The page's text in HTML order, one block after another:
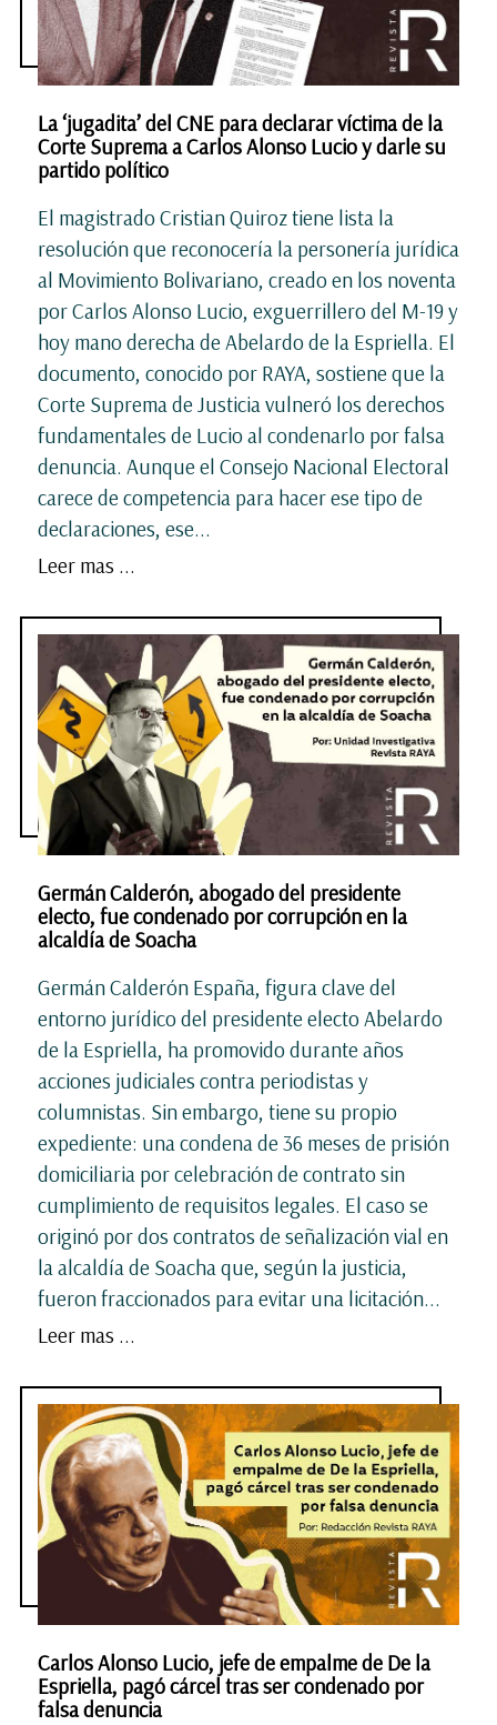
La ‘jugadita’ del CNE para declarar víctima de la
Corte Suprema a Carlos Alonso Lucio y darle su
partido político
El magistrado Cristian Quiroz tiene lista la
resolución que reconocería la personería jurídica
al Movimiento Bolivariano, creado en los noventa
por Carlos Alonso Lucio, exguerrillero del M-19 y
hoy mano derecha de Abelardo de la Espriella. El
documento, conocido por RAYA, sostiene que la
Corte Suprema de Justicia vulneró los derechos
fundamentales de Lucio al condenarlo por falsa
denuncia. Aunque el Consejo Nacional Electoral
carece de competencia para hacer ese tipo de
declaraciones, ese...
Leer mas ...
Germán Calderón, abogado del presidente
electo, fue condenado por corrupción en la
alcaldía de Soacha
Germán Calderón España, figura clave del
entorno jurídico del presidente electo Abelardo
de la Espriella, ha promovido durante años
acciones judiciales contra periodistas y
columnistas. Sin embargo, tiene su propio
expediente: una condena de 36 meses de prisión
domiciliaria por celebración de contrato sin
cumplimiento de requisitos legales. El caso se
originó por dos contratos de señalización vial en
la alcaldía de Soacha que, según la justicia,
fueron fraccionados para evitar una licitación...
Leer mas ...
Carlos Alonso Lucio, jefe de empalme de De la
Espriella, pagó cárcel tras ser condenado por
falsa denuncia